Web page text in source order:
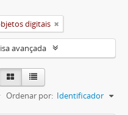
digitais
avançada
Ordenar por: Identificador